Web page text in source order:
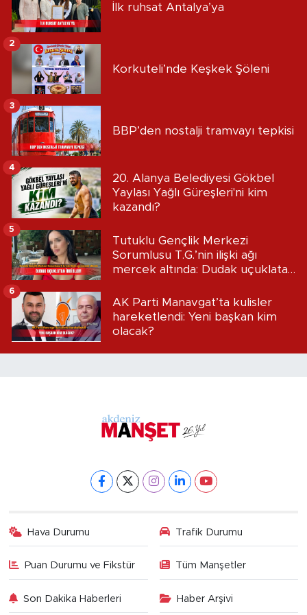
İlk ruhsat Antalya’ya
Korkuteli’nde Keşkek Şöleni
2
BBP’den nostalji tramvayı tepkisi
3
20. Alanya Belediyesi Gökbel
Yaylası Yağlı Güreşleri'ni kim
kazandı?
4
Tutuklu Gençlik Merkezi
Sorumlusu T.G.’nin ilişki ağı
mercek altında: Dudak uçuklatan
5
AK Parti Manavgat’ta kulisler
hareketlendi: Yeni başkan kim
olacak?
6
Hava Durumu Trafik Durumu
Puan Durumu ve Fikstür Tüm Manşetler
Son Dakika Haberleri Haber Arşivi